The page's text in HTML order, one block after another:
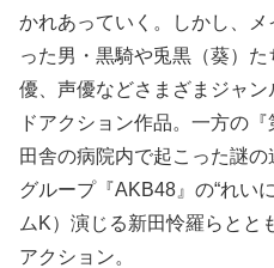
かれあっていく。しかし、
った男・黒騎や兎黒（葵）た
優、声優などさまざまジャ
ドアクション作品。一方の
田舎の病院内で起こった謎
グループ『AKB48』の“れい
ムK）演じる新田怜羅らとと
アクション。